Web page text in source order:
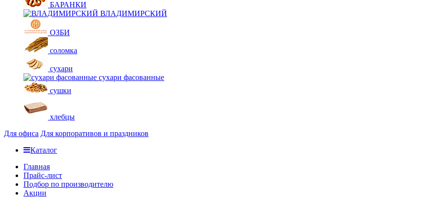
БАРАНКИ
ВЛАДИМИРСКИЙ
ОЗБИ
соломка
сухари
сухари фасованные
сушки
хлебцы
Для офиса Для корпоративов и праздников
Каталог
Главная
Прайс-лист
Подбор по производителю
Акции